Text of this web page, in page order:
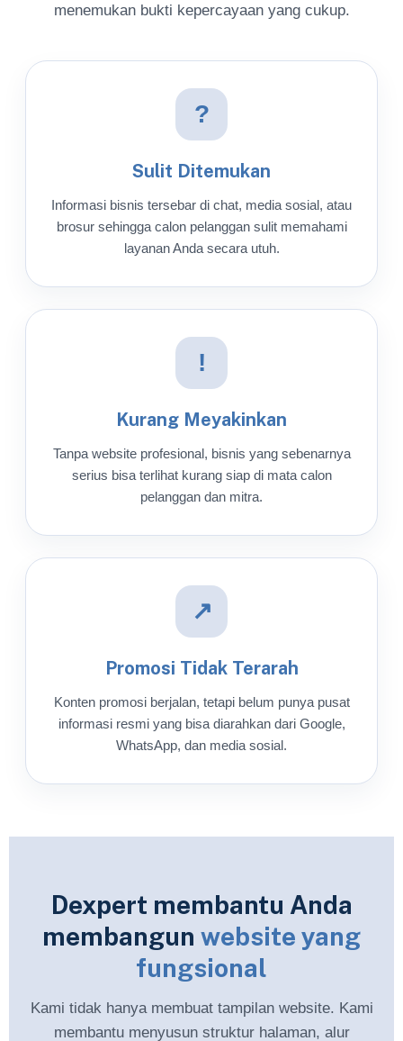
menemukan bukti kepercayaan yang cukup.
?
Sulit Ditemukan
Informasi bisnis tersebar di chat, media sosial, atau
brosur sehingga calon pelanggan sulit memahami
layanan Anda secara utuh.
!
Kurang Meyakinkan
Tanpa website profesional, bisnis yang sebenarnya
serius bisa terlihat kurang siap di mata calon
pelanggan dan mitra.
↗
Promosi Tidak Terarah
Konten promosi berjalan, tetapi belum punya pusat
informasi resmi yang bisa diarahkan dari Google,
WhatsApp, dan media sosial.
Dexpert membantu Anda
membangun website yang
fungsional
Kami tidak hanya membuat tampilan website. Kami
membantu menyusun struktur halaman, alur